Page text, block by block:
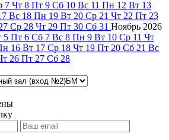
7 Чт 8 Пт 9 Сб 10 Вс 11 Пн 12 Вт 13
Вс 18 Пн 19 Вт 20 Ср 21 Чт 22 Пт 23
Ср 28 Чт 29 Пт 30 Сб 31 Ноябрь 2026
5 Пт 6 Сб 7 Вс 8 Пн 9 Вт 10 Ср 11 Чт
16 Вт 17 Ср 18 Чт 19 Пт 20 Сб 21 Вс
26 Пт 27 Сб 28